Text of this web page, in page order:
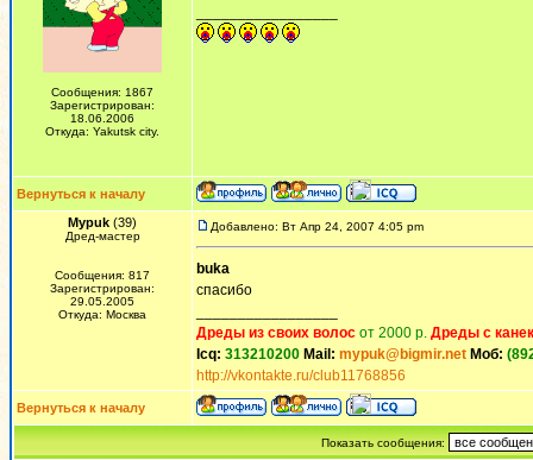
Сообщения: 1867
Зарегистрирован:
18.06.2006
Откуда: Yakutsk city.
Вернуться к началу
Mypuk (39)
Дред-мастер
Сообщения: 817
Зарегистрирован:
29.05.2005
Откуда: Москва
Добавлено: Вт Апр 24, 2007 4:05 pm
buka
спасибо
Дреды из своих волос от 2000 р. Дреды с
Icq: 313210200 Mail: mypuk@bigmir.net Моб:
http://vkontakte.ru/club11768856
Вернуться к началу
Показать сообщения: